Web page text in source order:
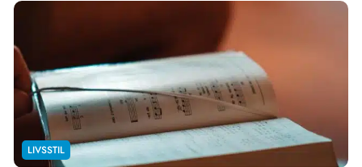
LIVSSTIL